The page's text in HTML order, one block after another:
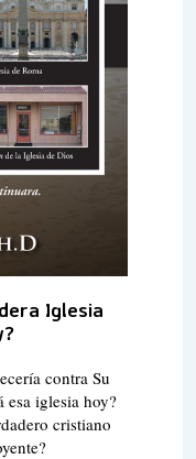
Iglesia
contra Su
esa iglesia hoy?
cristiano